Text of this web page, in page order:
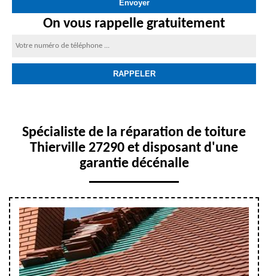
On vous rappelle gratuitement
Spécialiste de la réparation de toiture
Thierville 27290 et disposant d'une
garantie décénalle